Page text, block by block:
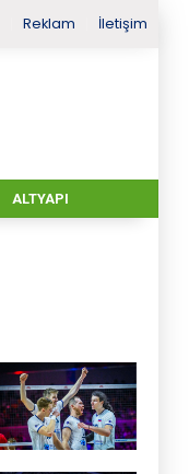
Reklam İletişim
ALTYAPI